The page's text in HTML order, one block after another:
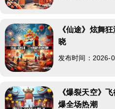
《仙途》炫舞
晓
发布时间：2026-
《爆裂天空》
爆全场热潮